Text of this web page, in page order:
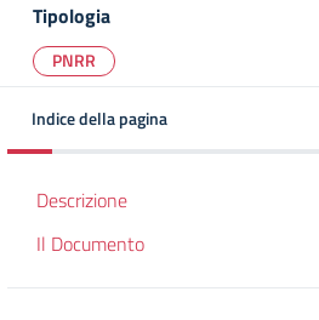
Tipologia
PNRR
Indice della pagina
Descrizione
Il Documento